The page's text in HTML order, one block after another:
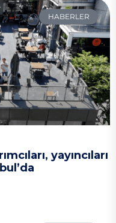
HABERLER
yayıncıları